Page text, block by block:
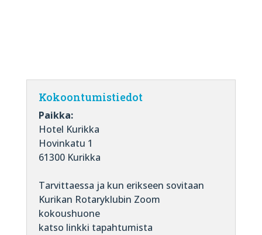
Kokoontumistiedot
Paikka:
Hotel Kurikka
Hovinkatu 1
61300 Kurikka
Tarvittaessa ja kun erikseen sovitaan
Kurikan Rotaryklubin Zoom
kokoushuone
katso linkki tapahtumista